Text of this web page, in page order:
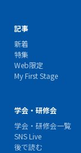
記事
新着
特集
Web限定
My First Stage
学会・研修会
学会・研修会一覧
SNS Live
後で読む